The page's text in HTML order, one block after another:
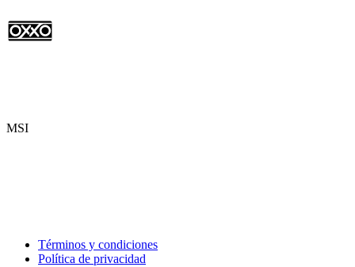
MSI
Términos y condiciones
Política de privacidad